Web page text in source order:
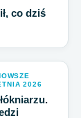
co dziś
2026